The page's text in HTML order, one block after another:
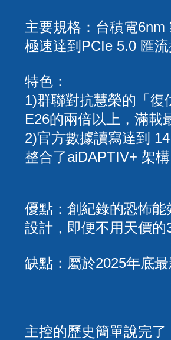
主要規格：台積電
極速達到PCIe 5.0 匯
特色：
1)群聯對抗慧榮的「
E26的兩倍以上，滿載
2)官方數據讀寫達到
整合了aiDAPTIV+ 架
優點：創紀錄的恐怖
設計，即便不用天價
缺點：屬於2025年底
主控的歷史簡單說完